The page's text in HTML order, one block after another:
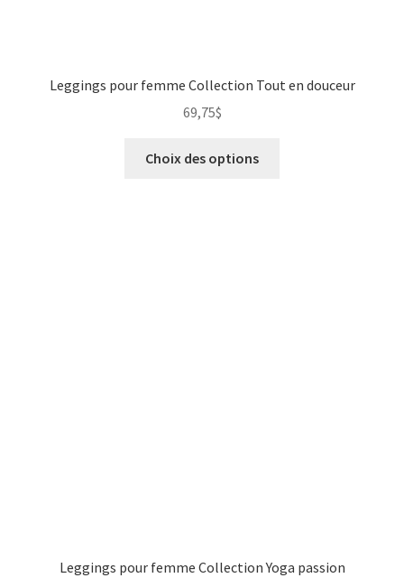
Leggings pour femme Collection Tout en douceur
69,75$
Choix des options
Leggings pour femme Collection Yoga passion